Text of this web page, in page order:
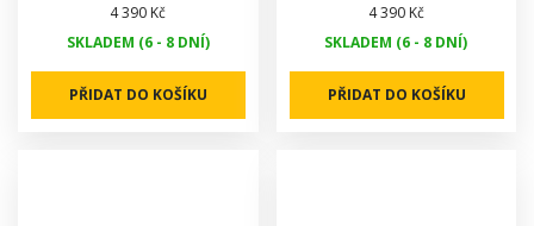
4 390 Kč
SKLADEM (6 - 8 DNÍ)
PŘIDAT DO KOŠÍKU
4 390 Kč
SKLADEM (6 - 8 DNÍ)
PŘIDAT DO KOŠÍKU